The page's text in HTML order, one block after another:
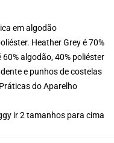
em algodão
Heather Grey é 70%
algodão, 40% poliéster
e punhos de costelas
do Aparelho
ir 2 tamanhos para cima